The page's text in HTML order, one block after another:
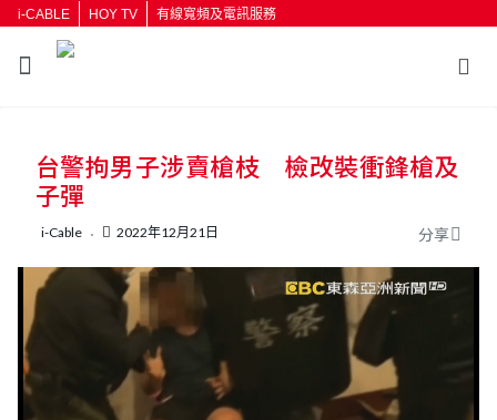
i-CABLE HOY TV 有線寬頻及電訊服務
按輸入鍵開始搜尋
台警拘男子涉賣槍枝 檢改裝衝鋒槍及
子彈
i-Cable 2022年12月21日 分享